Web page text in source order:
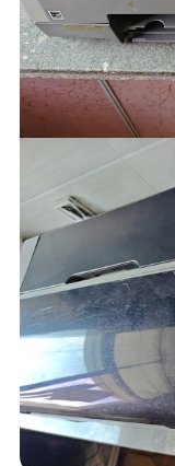
洋溪信息
洋溪人才
┃—【官网】
洋溪信息港┃文印小
才网┃—【官网】